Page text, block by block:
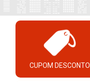
CUPOM DESCONTO